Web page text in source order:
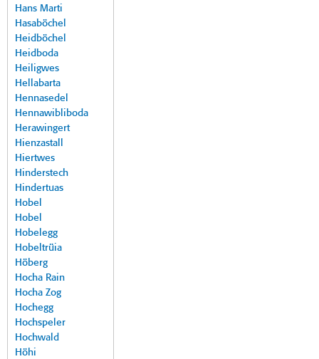
Hans Marti
Hasaböchel
Heidböchel
Heidboda
Heiligwes
Hellabarta
Hennasedel
Hennawibliboda
Herawingert
Hienzastall
Hiertwes
Hinderstech
Hindertuas
Hobel
Hobel
Hobelegg
Hobeltrüia
Höberg
Hocha Rain
Hocha Zog
Hochegg
Hochspeler
Hochwald
Höhi